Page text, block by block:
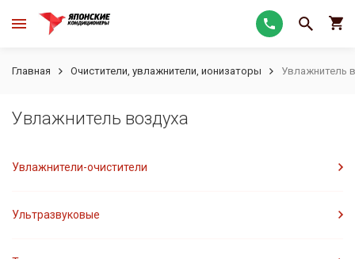
Главная Очистители, увлажнители, ионизаторы Увлажнитель
Увлажнитель воздуха
Увлажнители-очистители
Ультразвуковые